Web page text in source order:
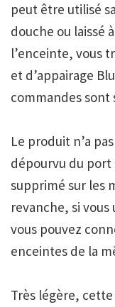
peut être utilisé
douche ou laissé
l’enceinte, vous
et d’appairage
commandes sont
Le produit n’a
dépourvu du port
supprimé sur les
revanche, si
vous pouvez
enceintes de la
Très légère,